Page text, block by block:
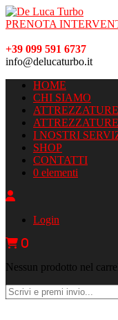
PRENOTA
+39 099 591 6737
info@delucaturbo.it
HOME
CHI SIAMO
I NOSTRI
SHOP
CONTATTI
0 elementi
Login
0
Nessun prodotto nel